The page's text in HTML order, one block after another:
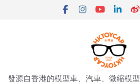
發源自香港的模型車、汽車、微縮模